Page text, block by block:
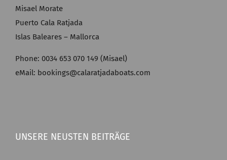
Misael Morate
Puerto Cala Ratjada
Islas Baleares – Mallorca
Phone: 0034 653 070 149 (Misael)
eMail: bookings@calaratjadaboats.com
UNSERE NEUSTEN BEITRÄGE